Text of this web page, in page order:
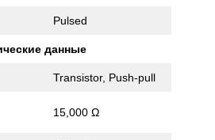
Pulsed
данные
Transistor, Push-pull
15,000 Ω